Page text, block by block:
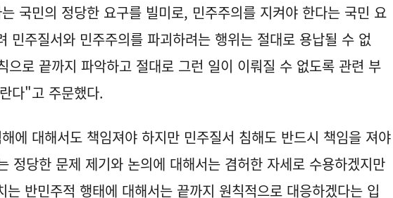
국민의 정당한 요구를 빌미로, 민주주의를 지켜야 한다는 국민 요
민주질서와 민주주의를 파괴하려는 행위는 절대로 용납될 수 없
으로 끝까지 파악하고 절대로 그런 일이 이뤄질 수 없도록 관련 부
다"고 주문했다.
에 대해서도 책임져야 하지만 민주질서 침해도 반드시 책임을 져야
정당한 문제 제기와 논의에 대해서는 겸허한 자세로 수용하겠지만
는 반민주적 행태에 대해서는 끝까지 원칙적으로 대응하겠다는 입